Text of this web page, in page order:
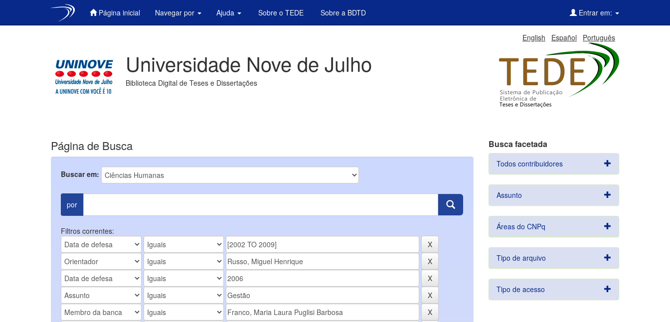
Página inicial Navegar por Ajuda Sobre o TEDE Sobre a BDTD Entrar em:
English Español Português
Universidade Nove de Julho
Biblioteca Digital de Teses e Dissertações
Página de Busca
Buscar em:
por
Filtros correntes:
Busca facetada
Todos contribuidores
Assunto
Áreas do CNPq
Tipo de arquivo
Tipo de acesso